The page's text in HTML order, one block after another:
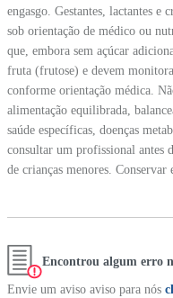
engasgo. Gestantes, lactantes e
sob orientação de médico ou
que, embora sem açúcar
fruta (frutose) e devem
conforme orientação médica.
alimentação equilibrada,
saúde específicas, doenças
consultar um profissional antes
de crianças menores. Conservar
Encontrou algum erro
Envie um aviso aviso para nós